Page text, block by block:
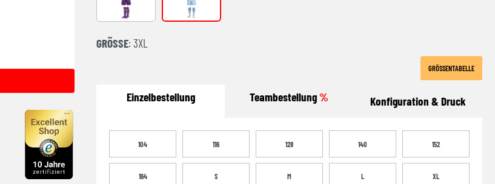
Purple LIGHT BLUE
GRÖSSE : 3XL
GRÖSSENTABELLE
Einzelbestellung Teambestellung% Konfiguration & Druck
104 116 128 140 152
164 S M L XL